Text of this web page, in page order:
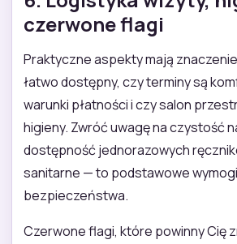
czerwone flagi
Praktyczne aspekty mają
łatwo dostępny, czy terminy są
warunki płatności i czy salon
higieny. Zwróć uwagę na czystość
dostępność jednorazowych
sanitarne — to podstawowe wymogi
bezpieczeństwa.
Czerwone flagi, które powinny Cię